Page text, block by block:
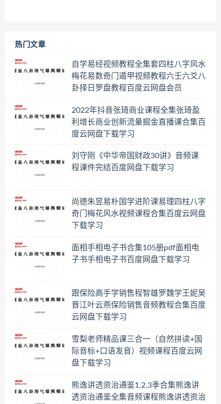
热门文章
自学易经视频教程全集套四柱八字风水
梅花易数奇门遁甲视频教程六壬六爻八
卦择日罗盘教程百度云网盘会员
2022年抖音张琦商业课程全集张琦盈
利增长商业创新流量掘金直播课合集百
度云网盘下载学习
刘守刚《中华帝国财政30讲》音频课
程课件完结百度网盘下载学习
尚德朱昱易朴国学进阶课易理四柱八字
奇门梅花风水视频课程合集百度云网盘
下载学习
面相手相电子书合集105册pdf面相电
子书手相电子书百度网盘下载学习
跟保险高手学销售程智雄罗魏学王妮吴
晋江叶云燕保险销售音频教程合集百度
云网盘下载学习
雪梨老师精品课三合一（自然拼读+国
际音标+口语发音）视频课程百度云网
盘下载学习
熊逸讲透资治通鉴1,2,3季合集熊逸讲
透资治通鉴全集音频课程熊逸讲透资治